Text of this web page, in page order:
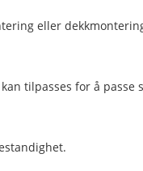
eller
tilpasses for å